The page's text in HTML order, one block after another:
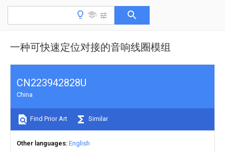
一种可快速定位对接的音响线圈模组
CN223942828U
China
Find Prior Art Similar
Other languages English